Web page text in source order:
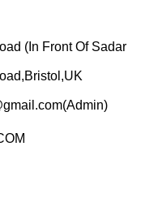
(In Front Of Sadar